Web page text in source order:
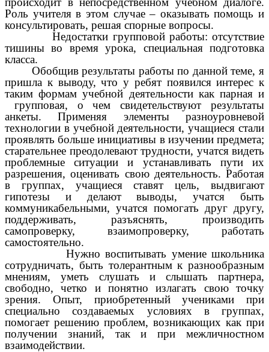
Роль учителя в этом случае – оказывать помощь и
консультировать, решая спорные вопросы.
Недостатки групповой работы: отсутствие
тишины во время урока, специальная подготовка
класса.
Обобщив результаты работы по данной теме, я
пришла к выводу, что у ребят появился интерес к
таким формам учебной деятельности как парная и
групповая, о чем свидетельствуют результаты
анкеты. Применяя элементы разноуровневой
технологии в учебной деятельности, учащиеся стали
проявлять больше инициативы в изучении предмета;
старательнее преодолевают трудности, учатся видеть
проблемные ситуации и устанавливать пути их
разрешения, оценивать свою деятельность. Работая
в группах, учащиеся ставят цель, выдвигают
гипотезы и делают выводы, учатся быть
коммуникабельными, учатся помогать друг другу,
поддерживать, разъяснять, производить
самопроверку, взаимопроверку, работать
самостоятельно.
Нужно воспитывать умение школьника
сотрудничать, быть толерантным к разнообразным
мнениям, уметь слушать и слышать партнера,
свободно, четко и понятно излагать свою точку
зрения. Опыт, приобретенный учениками при
специально создаваемых условиях в группах,
помогает решению проблем, возникающих как при
получении знаний, так и при межличностном
взаимодействии.